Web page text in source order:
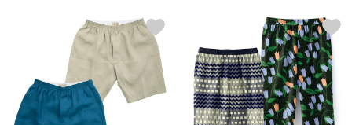
アクセサリー
その他
シューズ